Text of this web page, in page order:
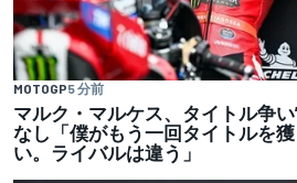
MOTOGP5 分前
マルク・マルケス、タイトル争
なし「僕がもう一回タイトルを
い。ライバルは違う」